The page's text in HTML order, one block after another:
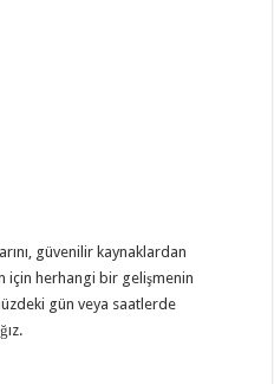
güvenilir kaynaklardan
için herhangi bir gelişmenin
gün veya saatlerde